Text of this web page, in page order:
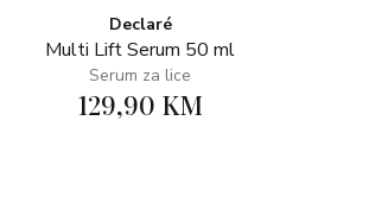
Declaré
Multi Lift Serum 50 ml
Serum za lice
129,90 KM